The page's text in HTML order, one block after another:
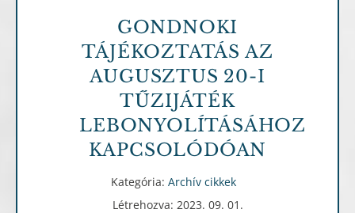
GONDNOKI
TÁJÉKOZTATÁS AZ
AUGUSZTUS 20-I
TŰZIJÁTÉK
LEBONYOLÍTÁSÁHOZ
KAPCSOLÓDÓAN
Kategória: Archív cikkek
Létrehozva: 2023. 09. 01.